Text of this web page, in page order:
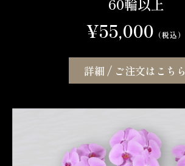
¥55,000 （税込）
詳細 / ご注文はこちら